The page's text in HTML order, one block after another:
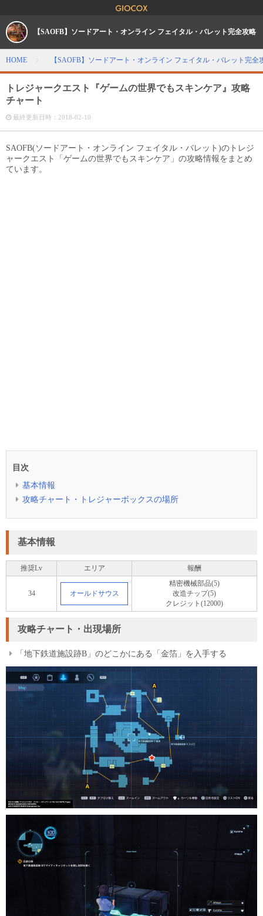
【SAOFB】ソードアート・オンライン フェイタル・バレット完全攻略
HOME 【SAOFB】ソードアート・オンライン フェイタル・バレット完全
トレジャークエスト『ゲームの世界でもスキンケア』攻略
チャート
最終更新日時： 2018-02-10
SAOFB(ソードアート・オンライン フェイタル・バレット)のトレジ
ャークエスト「ゲームの世界でもスキンケア」の攻略情報をまとめ
ています。
目次
基本情報
攻略チャート・トレジャーボックスの場所
基本情報
推奨Lv エリア 報酬
34 オールドサウス
精密機械部品(5)
改造チップ(5)
クレジット(12000)
攻略チャート・出現場所
「地下鉄道施設跡B」のどこかにある「金箔」を入手する